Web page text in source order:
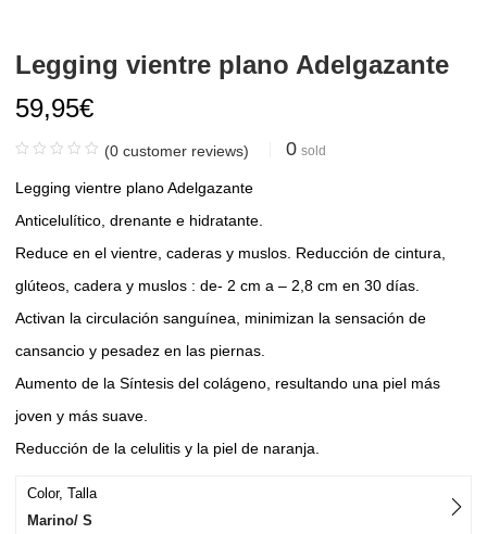
Legging vientre plano Adelgazante
59,95€
(0 customer reviews) 0 sold
Legging vientre plano Adelgazante
Anticelulítico, drenante e hidratante.
Reduce en el vientre, caderas y muslos. Reducción de cintura,
glúteos, cadera y muslos : de- 2 cm a – 2,8 cm en 30 días.
Activan la circulación sanguínea, minimizan la sensación de
cansancio y pesadez en las piernas.
Aumento de la Síntesis del colágeno, resultando una piel más
joven y más suave.
Reducción de la celulitis y la piel de naranja.
Color, Talla
Marino/ S